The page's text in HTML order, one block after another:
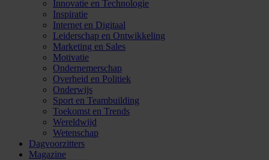
Innovatie en Technologie
Inspiratie
Internet en Digitaal
Leiderschap en Ontwikkeling
Marketing en Sales
Motivatie
Ondernemerschap
Overheid en Politiek
Onderwijs
Sport en Teambuilding
Toekomst en Trends
Wereldwijd
Wetenschap
Dagvoorzitters
Magazine